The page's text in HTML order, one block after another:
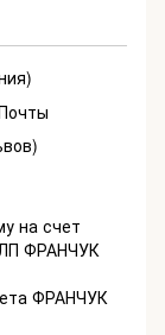
на счет
ФРАНЧУК
ФРАНЧУК